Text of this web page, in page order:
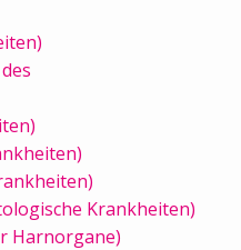
Krankheiten)
Harnorgane)